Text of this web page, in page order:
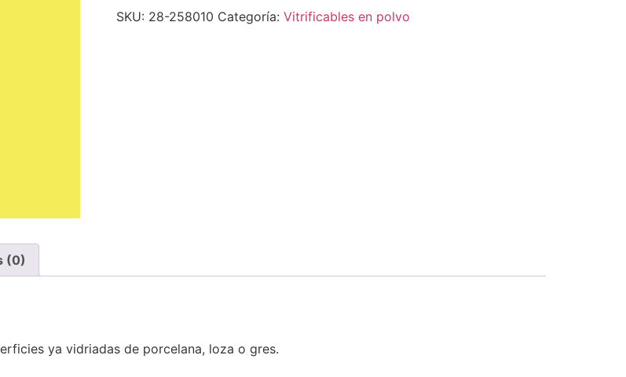
SKU: 28-258010 Categoría: Vitrificables en polvo
(0)
ya vidriadas de porcelana, loza o gres.